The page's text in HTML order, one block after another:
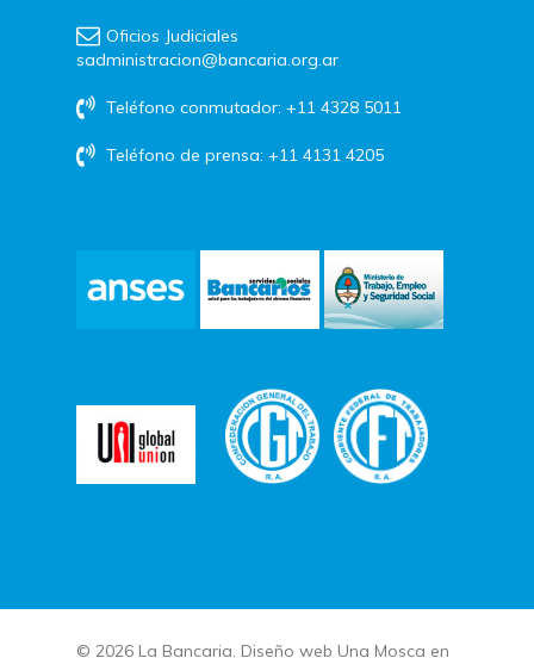
Oficios Judiciales
sadministracion@bancaria.org.ar
Teléfono conmutador: +11 4328 5011
Teléfono de prensa: +11 4131 4205
© 2026 La Bancaria. Diseño web Una Mosca en